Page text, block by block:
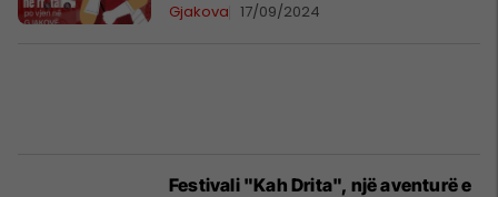
Gjakova 17/09/2024
Festivali "Kah Drita", një aventurë e